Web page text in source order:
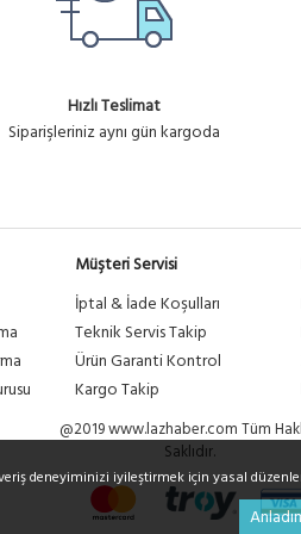
Hızlı Teslimat
Siparişleriniz aynı gün kargoda
Müşteri Servisi
İptal & İade Koşulları
Teknik Servis Takip
Ürün Garanti Kontrol
Kargo Takip
@2019 www.lazhaber.com Tüm
Saklıdır.
deneyiminizi iyileştirmek için yasal